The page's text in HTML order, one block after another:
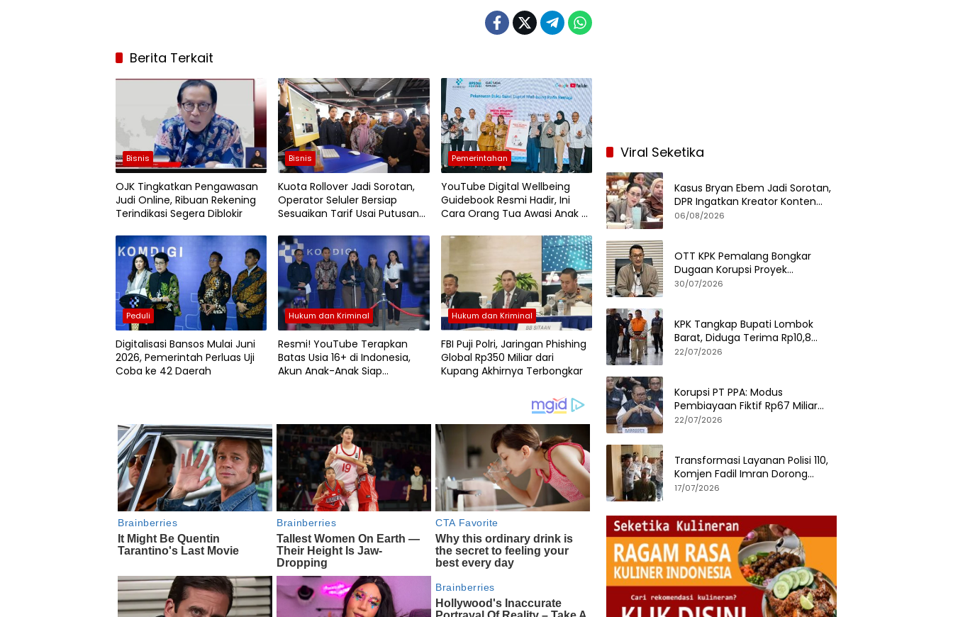
Berita Terkait
Bisnis
OJK Tingkatkan Pengawasan
Judi Online, Ribuan Rekening
Terindikasi Segera Diblokir
Bisnis
Kuota Rollover Jadi Sorotan,
Operator Seluler Bersiap
Sesuaikan Tarif Usai Putusan
Pemerintahan
YouTube Digital Wellbeing
Guidebook Resmi Hadir, Ini
Cara Orang Tua Awasi Anak di
Peduli
Digitalisasi Bansos Mulai Juni
2026, Pemerintah Perluas Uji
Coba ke 42 Daerah
Hukum dan Kriminal
Resmi! YouTube Terapkan
Batas Usia 16+ di Indonesia,
Akun Anak-Anak Siap
Hukum dan Kriminal
FBI Puji Polri, Jaringan Phishing
Global Rp350 Miliar dari
Kupang Akhirnya Terbongkar
Viral Seketika
Kasus Bryan Ebem Jadi Sorotan,
DPR Ingatkan Kreator Konten
Soal Privasi dan UU PDP
06/08/2026
OTT KPK Pemalang Bongkar
Dugaan Korupsi Proyek
Pemerintah, Ini Fakta
30/07/2026
KPK Tangkap Bupati Lombok
Barat, Diduga Terima Rp10,8
Miliar dan Gratifikasi Alphard
22/07/2026
Korupsi PT PPA: Modus
Pembiayaan Fiktif Rp67 Miliar
Terbongkar, Negara Rugi Rp38,8
22/07/2026
Transformasi Layanan Polisi 110,
Komjen Fadil Imran Dorong
Respons Cepat dan Terintegrasi
17/07/2026